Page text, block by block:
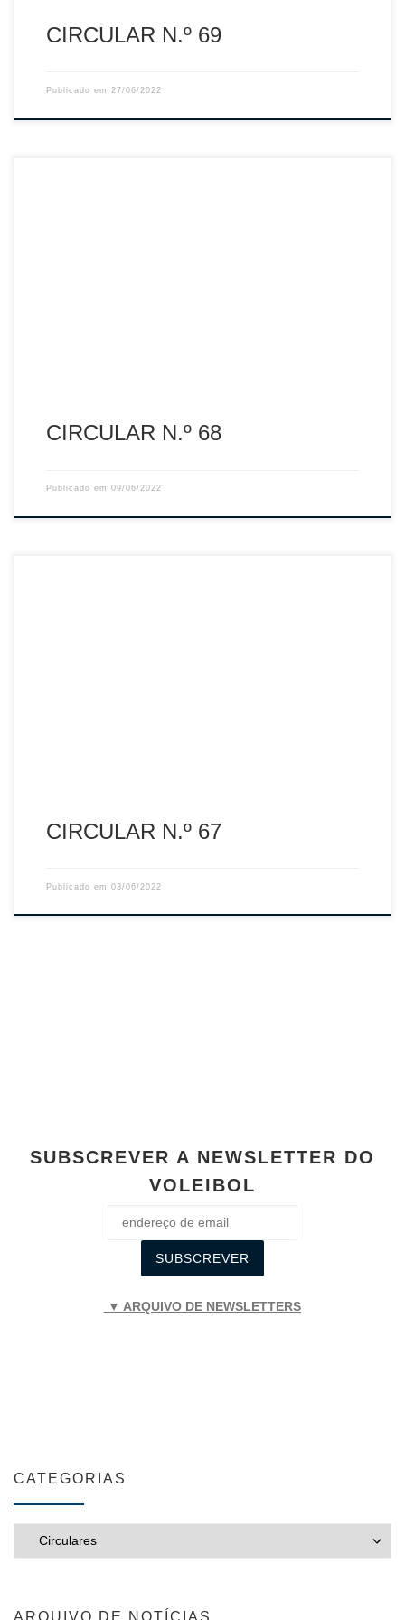
CIRCULAR N.º 69
Publicado em 27/06/2022
CIRCULAR N.º 68
Publicado em 09/06/2022
CIRCULAR N.º 67
Publicado em 03/06/2022
SUBSCREVER A NEWSLETTER DO
VOLEIBOL
▼ ARQUIVO DE NEWSLETTERS
CATEGORIAS
ARQUIVO DE NOTÍCIAS